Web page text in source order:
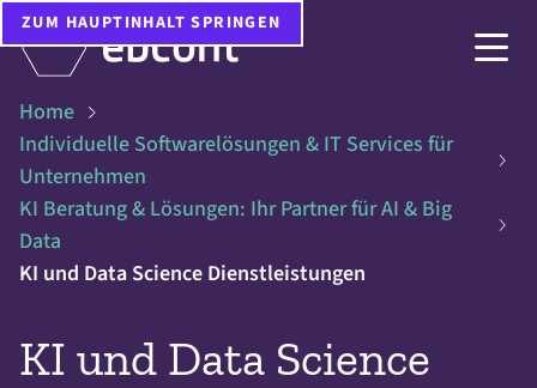
ZUM HAUPTINHALT SPRINGEN
Home
Individuelle Softwarelösungen & IT Services für
Unternehmen
KI Beratung & Lösungen: Ihr Partner für AI & Big
Data
KI und Data Science Dienstleistungen
KI und Data Science